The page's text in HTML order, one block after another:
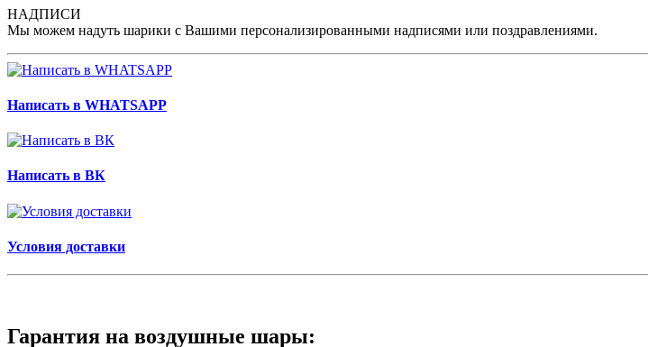
НАДПИСИ
Мы можем надуть шарики с Вашими персонализированными надписями или поздравлениями.
Написать в WHATSAPP
Написать в ВК
Условия доставки
Гарантия на воздушные шары: